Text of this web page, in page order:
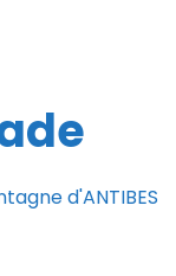
d'ANTIBES